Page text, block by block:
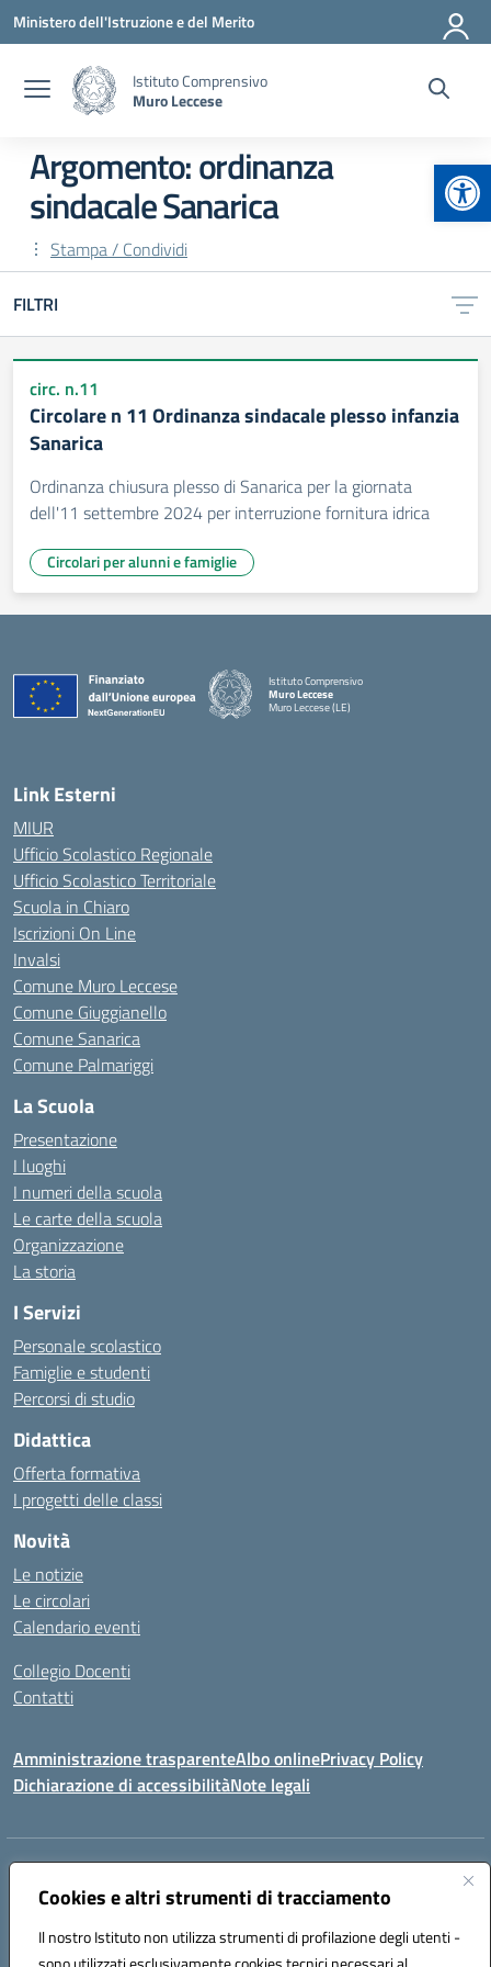
Cookies e altri strumenti di tracciamento
Il nostro Istituto non utilizza strumenti di profilazione degli utenti -
Vai ai contenuti
Vai al menu di navigazione
Vai al footer
Ministero dell'Istruzione e del Merito
Istituto Comprensivo
Muro Leccese
Argomento: ordinanza
sindacale Sanarica
Stampa / Condividi
FILTRI
circ. n.11
Circolare n 11 Ordinanza sindacale plesso infanzia
Sanarica
Ordinanza chiusura plesso di Sanarica per la giornata
dell'11 settembre 2024 per interruzione fornitura idrica
Circolari per alunni e famiglie
Istituto Comprensivo
Muro Leccese
Muro Leccese (LE)
Link Esterni
MIUR
Ufficio Scolastico Regionale
Ufficio Scolastico Territoriale
Scuola in Chiaro
Iscrizioni On Line
Invalsi
Comune Muro Leccese
Comune Giuggianello
Comune Sanarica
Comune Palmariggi
La Scuola
Presentazione
I luoghi
I numeri della scuola
Le carte della scuola
Organizzazione
La storia
I Servizi
Personale scolastico
Famiglie e studenti
Percorsi di studio
Didattica
Offerta formativa
I progetti delle classi
Novità
Le notizie
Le circolari
Calendario eventi
Collegio Docenti
Contatti
Amministrazione trasparenteAlbo onlinePrivacy Policy
Dichiarazione di accessibilitàNote legali
Indirizzo:
Centralino:+39 0836.341064 Email:leic81300l@istruzione.it
Codice fiscale: 92012610751